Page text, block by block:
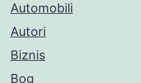
Automobili
Autori
Biznis
Bog